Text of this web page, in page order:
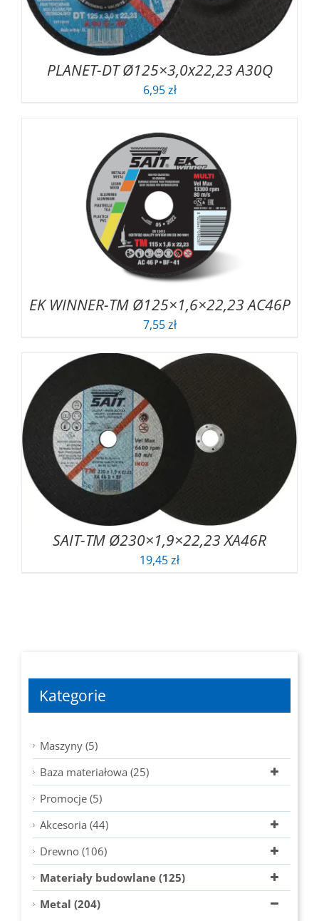
PLANET-DT Ø125×3,0x22,23 A30Q
6,95zł
EK WINNER-TM Ø125×1,6×22,23 AC46P
7,55zł
SAIT-TM Ø230×1,9×22,23 XA46R
19,45zł
Kategorie
Maszyny (5)
Baza materiałowa (25)
Promocje (5)
Akcesoria (44)
Drewno (106)
Materiały budowlane (125)
Metal (204)